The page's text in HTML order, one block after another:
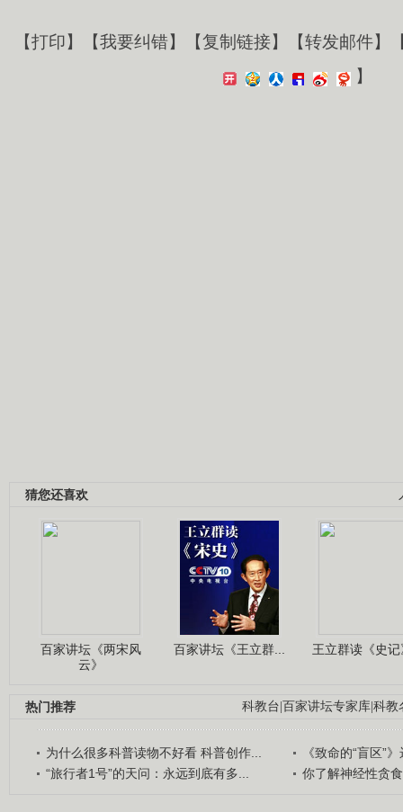
【打印】【我要纠错】【复制链接】【转发邮件】
】
猜您还喜欢
百家讲坛《两宋风
云》
百家讲坛《王立群... 王立群读《史
科教台 百家讲坛专家库 科教
热门推荐
为什么很多科普读物不好看 科普创作...
《致命的“盲区”
“旅行者1号”的天问：永远到底有多...
你了解神经性贪